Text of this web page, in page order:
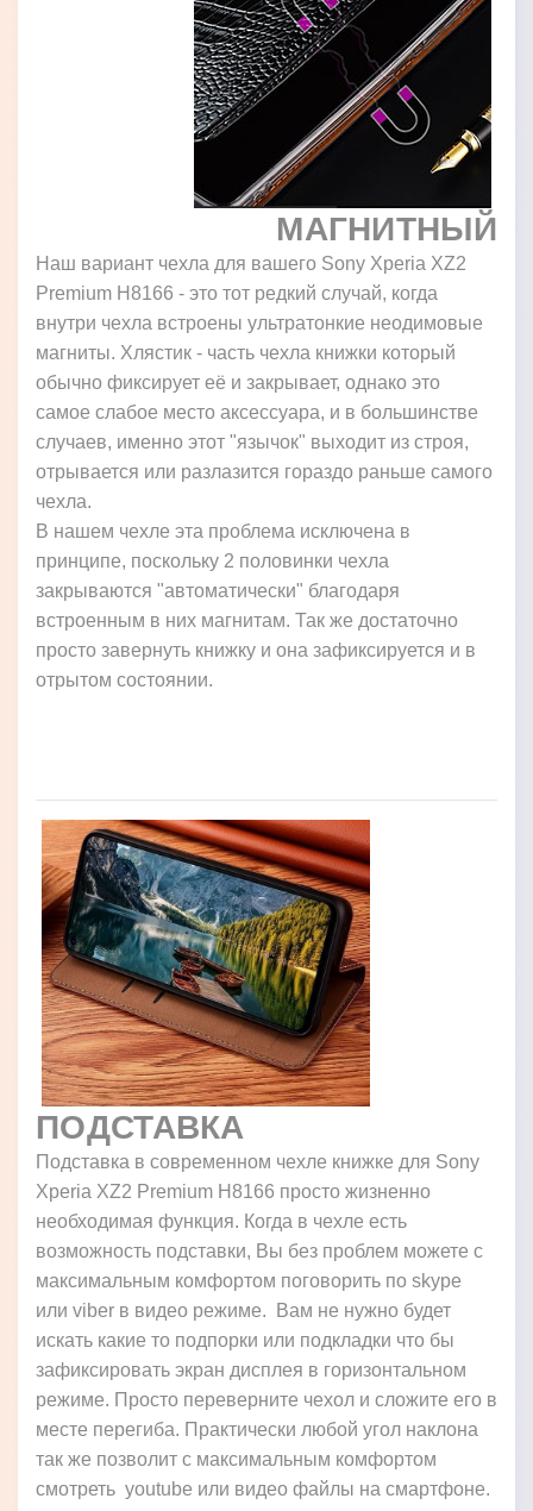
МАГНИТНЫЙ
Наш вариант чехла для вашего Sony Xperia XZ2
Premium H8166 - это тот редкий случай, когда
внутри чехла встроены ультратонкие неодимовые
магниты. Хлястик - часть чехла книжки который
обычно фиксирует её и закрывает, однако это
самое слабое место аксессуара, и в большинстве
случаев, именно этот "язычок" выходит из строя,
отрывается или разлазится гораздо раньше самого
чехла.
В нашем чехле эта проблема исключена в
принципе, поскольку 2 половинки чехла
закрываются "автоматически" благодаря
встроенным в них магнитам. Так же достаточно
просто завернуть книжку и она зафиксируется и в
отрытом состоянии.
ПОДСТАВКА
Подставка в современном чехле книжке для Sony
Xperia XZ2 Premium H8166 просто жизненно
необходимая функция. Когда в чехле есть
возможность подставки, Вы без проблем можете с
максимальным комфортом поговорить по skype
или viber в видео режиме. Вам не нужно будет
искать какие то подпорки или подкладки что бы
зафиксировать экран дисплея в горизонтальном
режиме. Просто переверните чехол и сложите его в
месте перегиба. Практически любой угол наклона
так же позволит с максимальным комфортом
смотреть youtube или видео файлы на смартфоне.